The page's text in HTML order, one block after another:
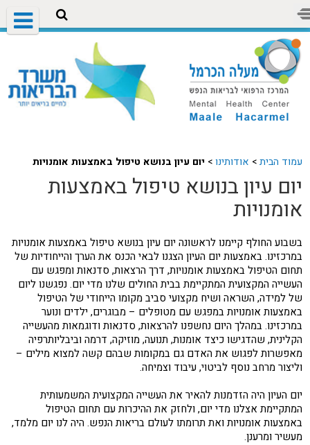
עמוד הבית> אודותינו>יום עיון בנושא טיפול באמצעות אומנויות
יום עיון בנושא טיפול באמצעות
אומנויות
בשבוע החולף קיימנו לראשונה יום עיון בנושא טיפול באמצעות אומנויות
במרכזינו. באמצעות יום העיון הצגנו לבאי הכנס את הערך והייחודיות של
תחום הטיפול באמצעות אומנויות, דרך הרצאות, סדנאות ומפגש עם
העשייה המקצועית המתקיימת בבית החולים שלנו מדי יום. נפגשנו ליום
של למידה, השראה ושיח מקצועי סביב מקומו הייחודי של הטיפול
באמצעות אומנויות במפגש עם מטופלים – מבוגרים, ילדים ונוער
במרכזינו. במהלך היום נחשפנו להרצאות, סדנאות ודוגמאות מהעשייה
הקלינית, שהדגישו כיצד אומנות, תנועה, מוזיקה, דרמה וביבליותרפיה
מאפשרות לפגוש את האדם גם במקומות שבהם קשה למצוא מילים –
וליצור מרחב נוסף לביטוי, עיבוד וצמיחה.
יום העיון היה הזדמנות להאיר את העשייה המקצועית המשמעותית
המתקיימת אצלנו מדי יום, ולחזק את ההיכרות עם תחום הטיפול
באמצעות אומנויות ואת תרומתו לעולם בריאות הנפש. היה לנו יום מלמד,
מעשיר ומרענן.